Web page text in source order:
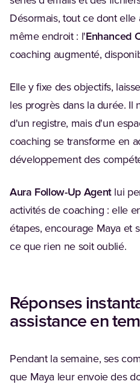
Désormais, tout ce dont elle
même endroit : l'Enhanced
coaching augmenté,
Elle y fixe des objectifs,
les progrès dans la durée. Il
d'un registre, mais d'un
coaching se transforme en
développement des
Aura Follow-Up Agentlui
activités de coaching : elle
étapes, encourage Maya et
ce que rien ne soit oublié.
Réponses
assistance en
Pendant la semaine, ses
que Maya leur envoie des